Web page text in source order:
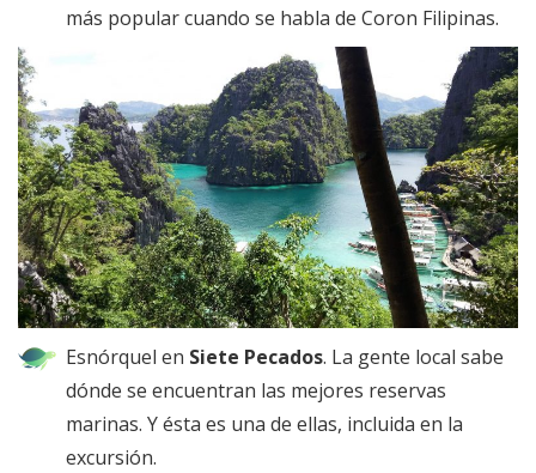
más popular cuando se habla de Coron Filipinas.
Esnórquel en Siete Pecados. La gente local sabe
dónde se encuentran las mejores reservas
marinas. Y ésta es una de ellas, incluida en la
excursión.